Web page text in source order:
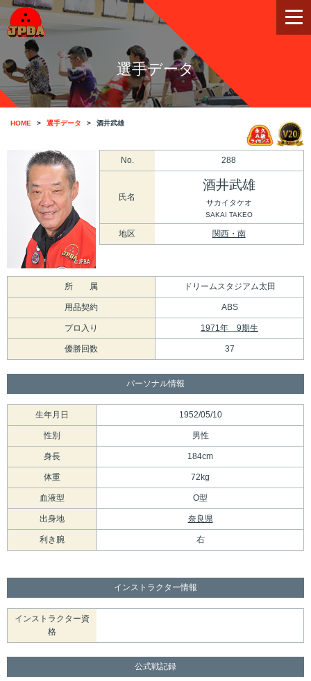
選手データ
HOME 選手データ 酒井武雄
No. 288
氏名
酒井武雄
サカイタケオ
SAKAI TAKEO
地区 関西・南
所 属 ドリームスタジアム太田
用品契約 ABS
プロ入り 1971年 9期生
優勝回数 37
パーソナル情報
生年月日 1952/05/10
性別 男性
身長 184cm
体重 72kg
血液型 O型
出身地 奈良県
利き腕 右
インストラクター情報
インストラクター資
格
公式戦記録